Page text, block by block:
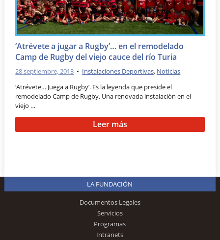
‘Atrévete a jugar a Rugby’… en el remodelado
Camp de Rugby del viejo cauce del río Turia
28 septiembre, 2013 • Instalaciones Deportivas, Noticias
‘Atrévete… Juega a Rugby’. Es la leyenda que preside el
remodelado Camp de Rugby. Una renovada instalación en el
viejo …
Leer más
LA FUNDACIÓN
Documentos Legales
Servicios
Programas
Intranets